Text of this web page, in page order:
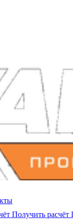
Получить расчёт